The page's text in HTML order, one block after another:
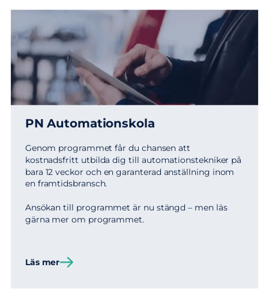
PN Automationskola
Genom programmet får du chansen att
kostnadsfritt utbilda dig till automationstekniker på
bara 12 veckor och en garanterad anställning inom
en framtidsbransch.
Ansökan till programmet är nu stängd – men läs
gärna mer om programmet.
Läs mer